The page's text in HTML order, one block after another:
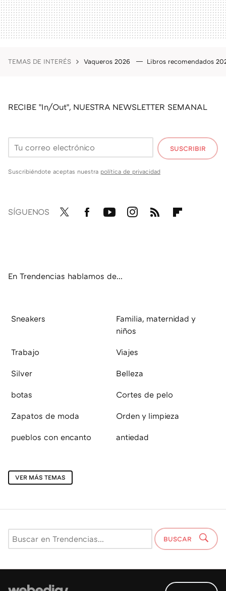
TEMAS DE INTERÉS Vaqueros 2026 Libros recomendados
RECIBE "In/Out", NUESTRA NEWSLETTER SEMANAL
SUSCRIBIR
Suscribiéndote aceptas nuestra política de privacidad
SÍGUENOS
En Trendencias hablamos de...
Sneakers
Familia, maternidad y
niños
Trabajo Viajes
Silver Belleza
botas Cortes de pelo
Zapatos de moda Orden y limpieza
pueblos con encanto antiedad
VER MÁS TEMAS
BUSCAR